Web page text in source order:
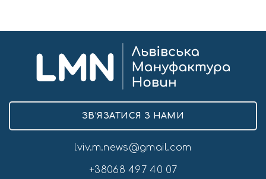
ЗВ’ЯЗАТИСЯ З НАМИ
lviv.m.news@gmail.com
+38068 497 40 07